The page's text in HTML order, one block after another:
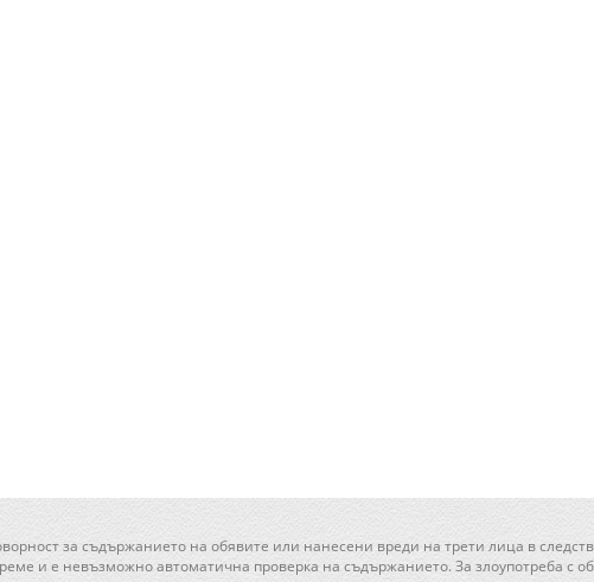
за съдържанието на обявите или нанесени вреди на трети лица в
и е невъзможно автоматична проверка на съдържанието. За злоупотреба с